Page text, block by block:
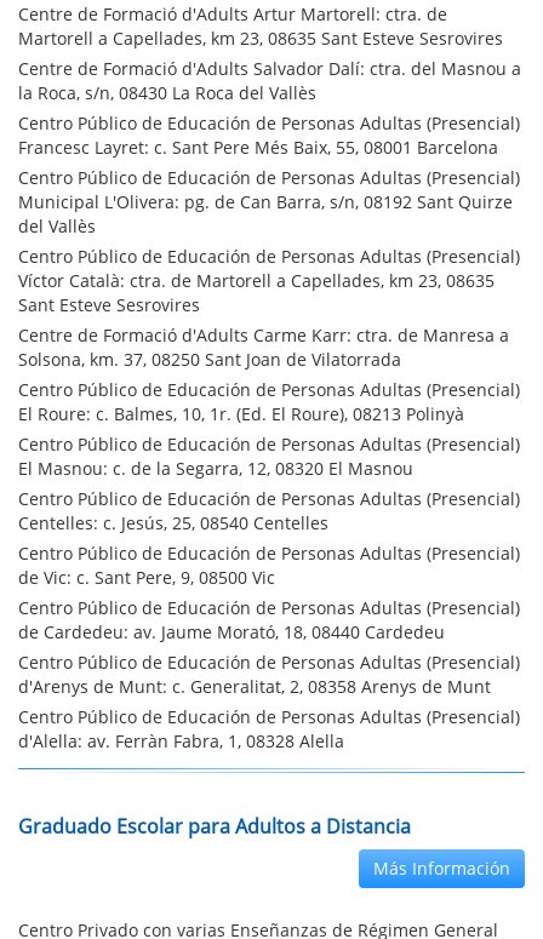
Centre de Formació d'Adults Artur Martorell: ctra. de
Martorell a Capellades, km 23, 08635 Sant Esteve Sesrovires
Centre de Formació d'Adults Salvador Dalí: ctra. del Masnou a
la Roca, s/n, 08430 La Roca del Vallès
Centro Público de Educación de Personas Adultas (Presencial)
Francesc Layret: c. Sant Pere Més Baix, 55, 08001 Barcelona
Centro Público de Educación de Personas Adultas (Presencial)
Municipal L'Olivera: pg. de Can Barra, s/n, 08192 Sant Quirze
del Vallès
Centro Público de Educación de Personas Adultas (Presencial)
Víctor Català: ctra. de Martorell a Capellades, km 23, 08635
Sant Esteve Sesrovires
Centre de Formació d'Adults Carme Karr: ctra. de Manresa a
Solsona, km. 37, 08250 Sant Joan de Vilatorrada
Centro Público de Educación de Personas Adultas (Presencial)
El Roure: c. Balmes, 10, 1r. (Ed. El Roure), 08213 Polinyà
Centro Público de Educación de Personas Adultas (Presencial)
El Masnou: c. de la Segarra, 12, 08320 El Masnou
Centro Público de Educación de Personas Adultas (Presencial)
Centelles: c. Jesús, 25, 08540 Centelles
Centro Público de Educación de Personas Adultas (Presencial)
de Vic: c. Sant Pere, 9, 08500 Vic
Centro Público de Educación de Personas Adultas (Presencial)
de Cardedeu: av. Jaume Morató, 18, 08440 Cardedeu
Centro Público de Educación de Personas Adultas (Presencial)
d'Arenys de Munt: c. Generalitat, 2, 08358 Arenys de Munt
Centro Público de Educación de Personas Adultas (Presencial)
d'Alella: av. Ferràn Fabra, 1, 08328 Alella
Graduado Escolar para Adultos a Distancia
Más Información
Centro Privado con varias Enseñanzas de Régimen General